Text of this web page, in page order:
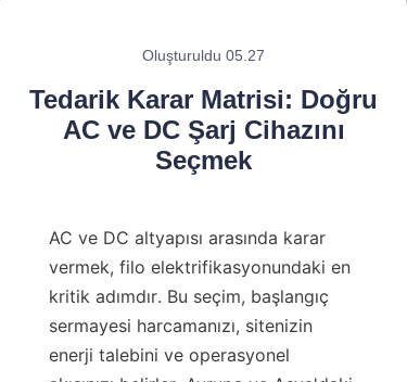
Oluşturuldu 05.27
Tedarik Karar Matrisi: Doğru
AC ve DC Şarj Cihazını
Seçmek
AC ve DC altyapısı arasında karar
vermek, filo elektrifikasyonundaki en
kritik adımdır. Bu seçim, başlangıç ​​
sermayesi harcamanızı, sitenizin
enerji talebini ve operasyonel
Marka